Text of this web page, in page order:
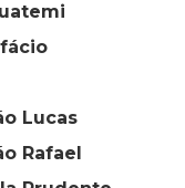
Lucas
Rafael